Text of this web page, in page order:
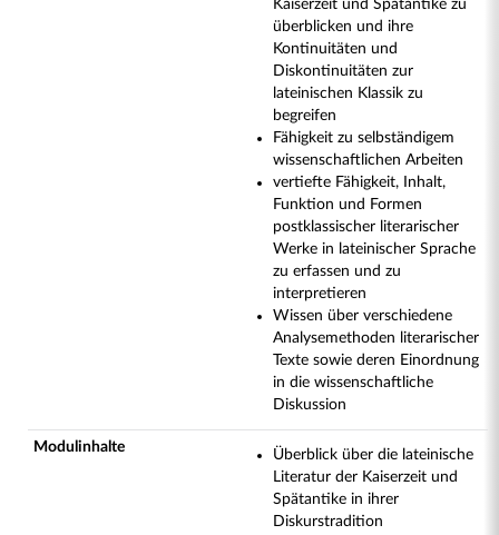
Kaiserzeit und Spätantike zu
überblicken und ihre
Kontinuitäten und
Diskontinuitäten zur
lateinischen Klassik zu
begreifen
Fähigkeit zu selbständigem
wissenschaftlichen Arbeiten
vertiefte Fähigkeit, Inhalt,
Funktion und Formen
postklassischer literarischer
Werke in lateinischer Sprache
zu erfassen und zu
interpretieren
Wissen über verschiedene
Analysemethoden literarischer
Texte sowie deren Einordnung
in die wissenschaftliche
Diskussion
Modulinhalte
Überblick über die lateinische
Literatur der Kaiserzeit und
Spätantike in ihrer
Diskurstradition